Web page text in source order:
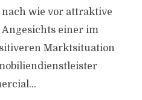
wie vor attraktive
einer im
Marktsituation